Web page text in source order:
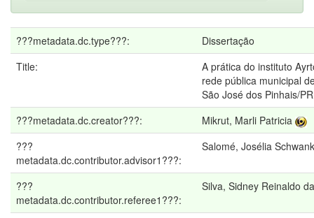
???metadata.dc.type???:
Dissertação
Title:
A prática do instituto
rede pública municipal
São José dos Pinhais/PR
???metadata.dc.creator???:
Mikrut, Marli Patricia
???
metadata.dc.contributor.advisor1???:
Salomé, Josélia
???
metadata.dc.contributor.referee1???:
Silva, Sidney Reinaldo da